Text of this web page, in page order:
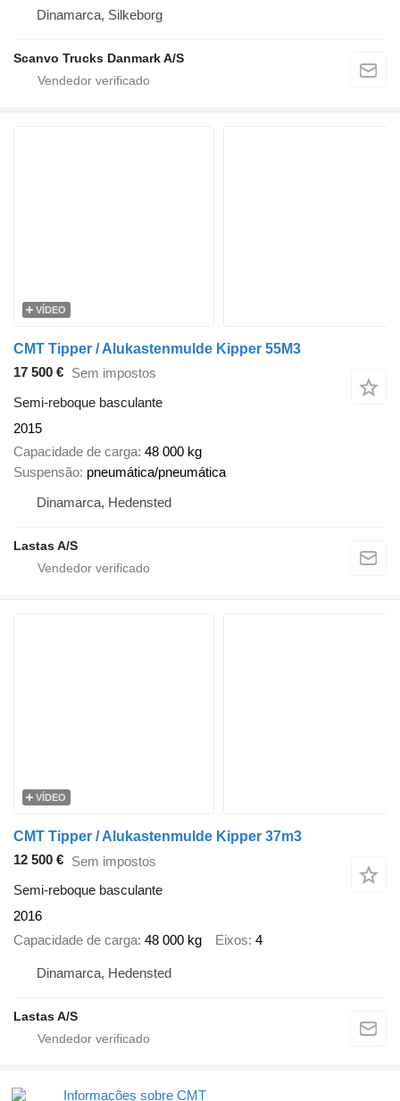
Dinamarca, Silkeborg
Scanvo Trucks Danmark A/S
VÍDEO
CMT Tipper / Alukastenmulde Kipper 55M3
17 500 € Sem impostos
Semi-reboque basculante
2015
Capacidade de carga 48 000 kg
Suspensão pneumática/pneumática
Dinamarca, Hedensted
Lastas A/S
VÍDEO
CMT Tipper / Alukastenmulde Kipper 37m3
12 500 € Sem impostos
Semi-reboque basculante
2016
Capacidade de carga 48 000 kg Eixos 4
Dinamarca, Hedensted
Lastas A/S
Informações sobre CMT